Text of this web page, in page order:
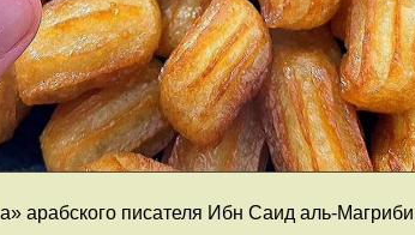
арабского писателя Ибн Саид аль-